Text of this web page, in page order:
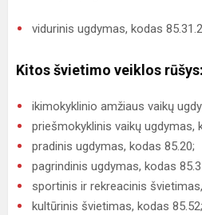
vidurinis ugdymas, kodas
Kitos švietimo veiklos rūšys:
ikimokyklinio amžiaus vaikų
priešmokyklinis vaikų ugdymas,
pradinis ugdymas, kodas 85.20;
pagrindinis ugdymas, kodas
sportinis ir rekreacinis
kultūrinis švietimas, kodas 85.52;